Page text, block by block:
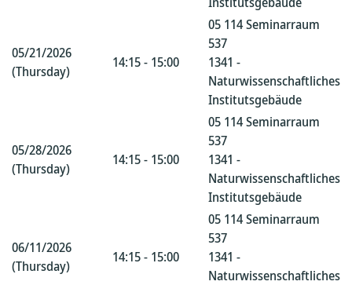
05/21/2026
(Thursday)
14:15 - 15:00
05 114 Seminarraum
537
1341 -
Naturwissenschaftliches
Institutsgebäude
05/28/2026
(Thursday)
14:15 - 15:00
05 114 Seminarraum
537
1341 -
Naturwissenschaftliches
Institutsgebäude
06/11/2026
(Thursday)
14:15 - 15:00
05 114 Seminarraum
537
1341 -
Naturwissenschaftliches